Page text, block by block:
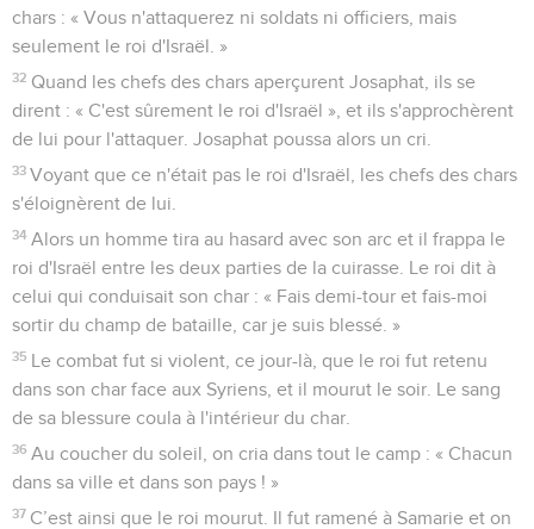
chars : « Vous n'attaquerez ni soldats ni officiers, mais
seulement le roi d'Israël. »
32 Quand les chefs des chars aperçurent Josaphat, ils se
dirent : « C'est sûrement le roi d'Israël », et ils s'approchèrent
de lui pour l'attaquer. Josaphat poussa alors un cri.
33 Voyant que ce n'était pas le roi d'Israël, les chefs des chars
s'éloignèrent de lui.
34 Alors un homme tira au hasard avec son arc et il frappa le
roi d'Israël entre les deux parties de la cuirasse. Le roi dit à
celui qui conduisait son char : « Fais demi-tour et fais-moi
sortir du champ de bataille, car je suis blessé. »
35 Le combat fut si violent, ce jour-là, que le roi fut retenu
dans son char face aux Syriens, et il mourut le soir. Le sang
de sa blessure coula à l'intérieur du char.
36 Au coucher du soleil, on cria dans tout le camp : « Chacun
dans sa ville et dans son pays ! »
37 C’est ainsi que le roi mourut. Il fut ramené à Samarie et on